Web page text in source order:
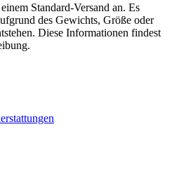
Standard-Versand an. Es
des Gewichts, Größe oder
Diese Informationen findest